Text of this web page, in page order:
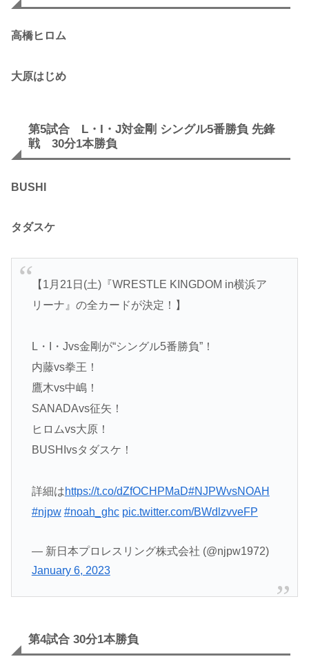
高橋ヒロム
大原はじめ
第5試合 L・I・J対金剛 シングル5番勝負 先鋒
戦 30分1本勝負
BUSHI
タダスケ
【1月21日(土)『WRESTLE KINGDOM in横浜ア
リーナ』の全カードが決定！】
L・I・Jvs金剛が“シングル5番勝負”！
内藤vs拳王！
鷹木vs中嶋！
SANADAvs征矢！
ヒロムvs大原！
BUSHIvsタダスケ！
詳細はhttps://t.co/dZfOCHPMaD#NJPWvsNOAH
#njpw #noah_ghc pic.twitter.com/BWdlzvveFP
— 新日本プロレスリング株式会社 (@njpw1972)
January 6, 2023
第4試合 30分1本勝負